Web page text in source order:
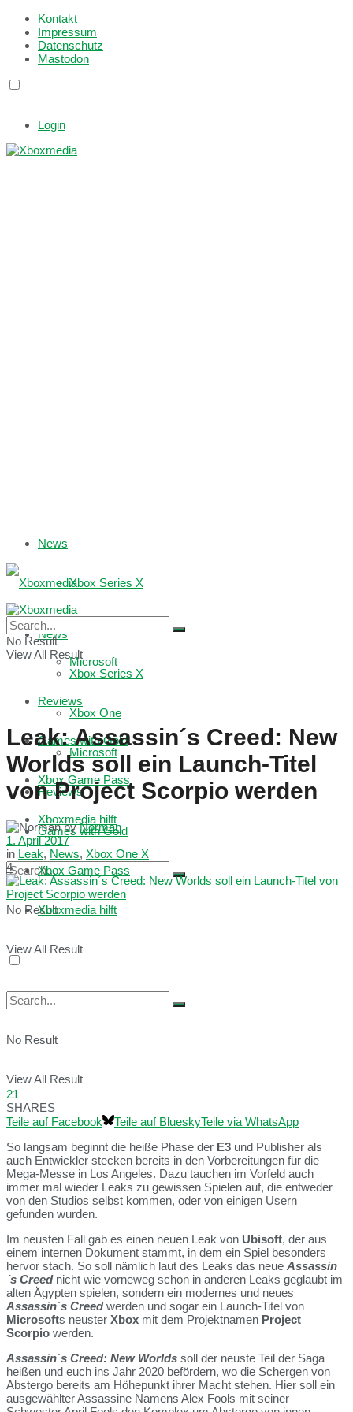
Kontakt
Impressum
Datenschutz
Mastodon
Login
News
Xbox Series X
Microsoft
Reviews
Games with Gold
Xbox Game Pass
Xboxmedia hilft
No Result
View All Result
News
Xbox Series X
Xbox One
Microsoft
Reviews
Games with Gold
Xbox Game Pass
Xboxmedia hilft
No Result
View All Result
No Result
View All Result
Leak: Assassin´s Creed: New
Worlds soll ein Launch-Titel
von Project Scorpio werden
by Norman
1. April 2017
in Leak, News, Xbox One X
4
21
SHARES
Teile auf Facebook
Teile auf BlueskyTeile via WhatsApp
So langsam beginnt die heiße Phase der E3 und Publisher als
auch Entwickler stecken bereits in den Vorbereitungen für die
Mega-Messe in Los Angeles. Dazu tauchen im Vorfeld auch
immer mal wieder Leaks zu gewissen Spielen auf, die entweder
von den Studios selbst kommen, oder von einigen Usern
gefunden wurden.
Im neusten Fall gab es einen neuen Leak von Ubisoft, der aus
einem internen Dokument stammt, in dem ein Spiel besonders
hervor stach. So soll nämlich laut des Leaks das neue Assassin
´s Creednicht wie vorneweg schon in anderen Leaks geglaubt im
alten Ägypten spielen, sondern ein modernes und neues
Assassin´s Creedwerden und sogar ein Launch-Titel von
Microsofts neuster Xbox mit dem Projektnamen Project
Scorpio werden.
Assassin´s Creed: New Worlds soll der neuste Teil der Saga
heißen und euch ins Jahr 2020 befördern, wo die Schergen von
Abstergo bereits am Höhepunkt ihrer Macht stehen. Hier soll ein
ausgewählter Assassine Namens Alex Fools mit seiner